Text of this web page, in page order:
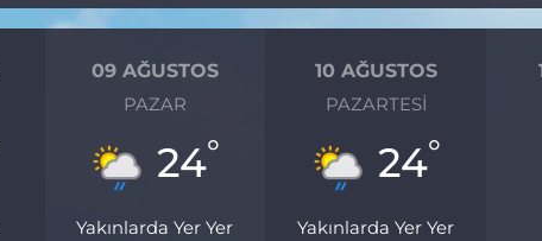
09 AĞUSTOS
PAZAR
24°
Yakınlarda Yer Yer
10 AĞUSTOS
PAZARTESI
24°
Yakınlarda Yer Yer